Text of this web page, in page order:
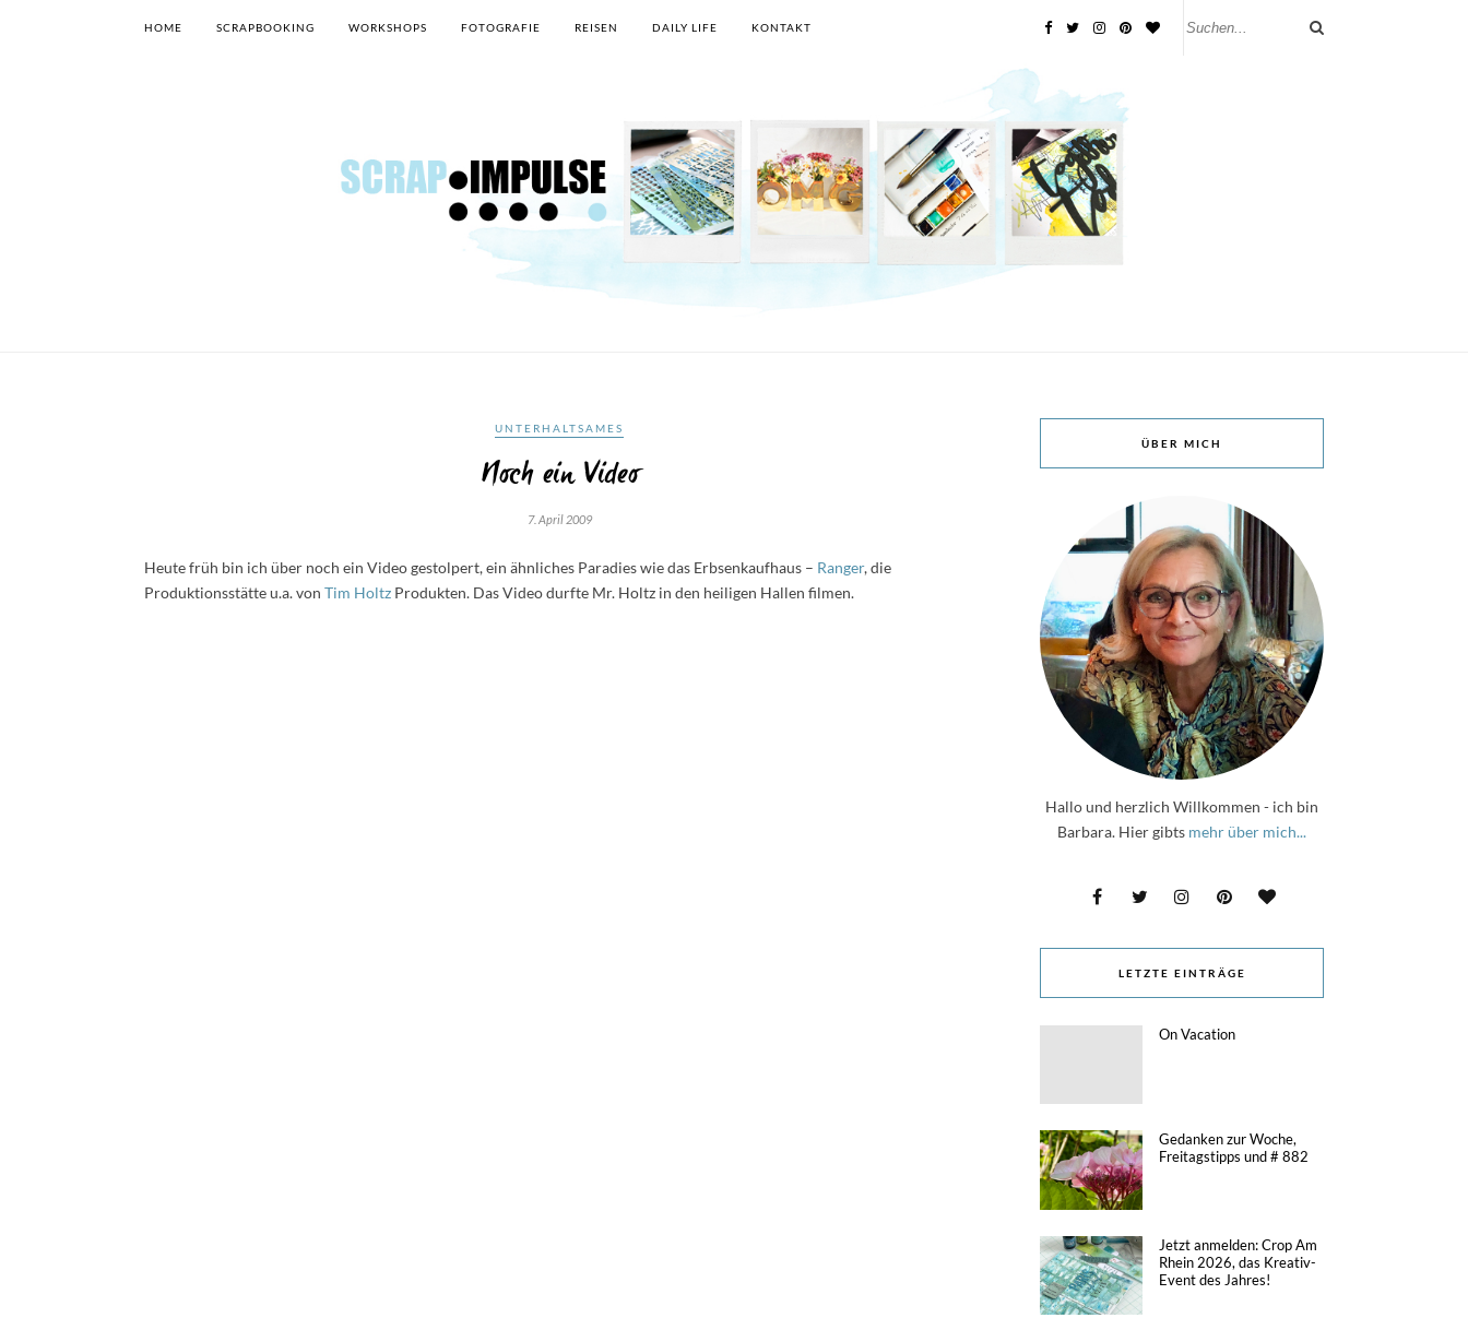
HOME SCRAPBOOKING WORKSHOPS FOTOGRAFIE REISEN DAILY LIFE KONTAKT
UNTERHALTSAMES
Noch ein Video
7. April 2009
Heute früh bin ich über noch ein Video gestolpert, ein ähnliches Paradies wie das Erbsenkaufhaus – Ranger, die
Produktionsstätte u.a. von Tim Holtz Produkten. Das Video durfte Mr. Holtz in den heiligen Hallen filmen.
ÜBER MICH
Hallo und herzlich Willkommen - ich bin
Barbara. Hier gibts mehr über mich...
LETZTE EINTRÄGE
On Vacation
Gedanken zur Woche,
Freitagstipps und # 882
Jetzt anmelden: Crop Am
Rhein 2026, das Kreativ-
Event des Jahres!